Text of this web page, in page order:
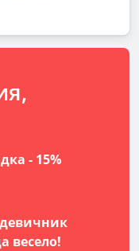
- 15%
весело!